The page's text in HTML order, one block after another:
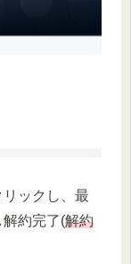
リックし、最
解約完了(解約